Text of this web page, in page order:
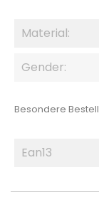
Material:
Gender:
Besondere
Ean13